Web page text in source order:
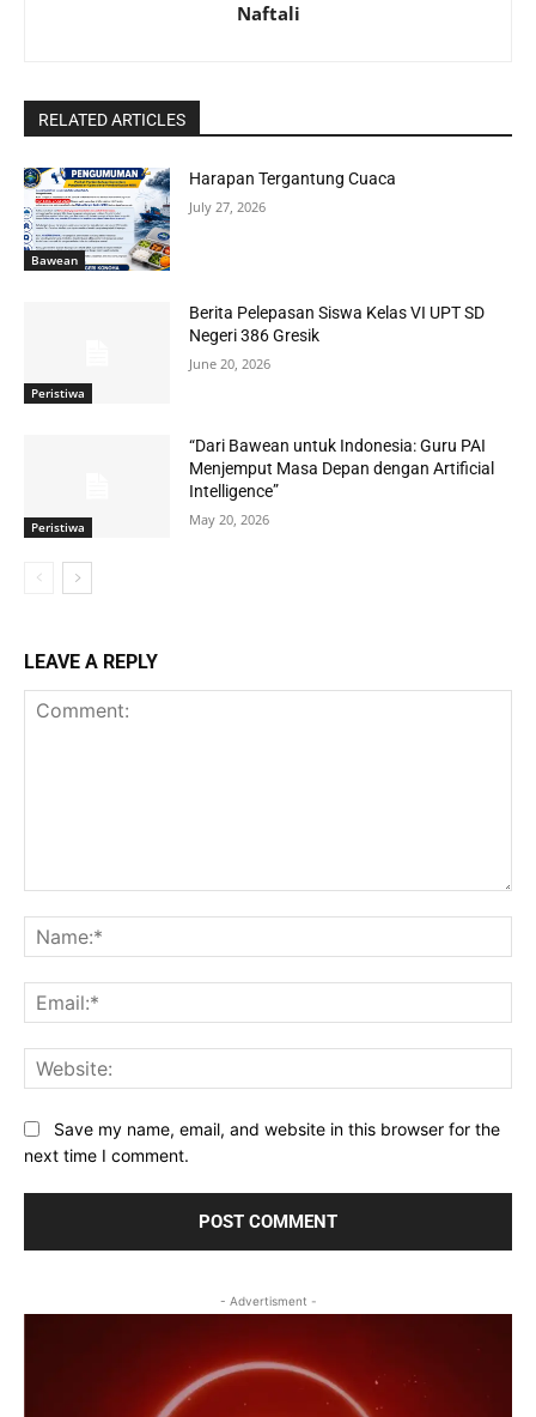
Naftali
RELATED ARTICLES
Bawean
Harapan Tergantung Cuaca
July 27, 2026
Peristiwa
Berita Pelepasan Siswa Kelas VI UPT SD
Negeri 386 Gresik
June 20, 2026
Peristiwa
“Dari Bawean untuk Indonesia: Guru PAI
Menjemput Masa Depan dengan Artificial
Intelligence”
May 20, 2026
LEAVE A REPLY
Save my name, email, and website in this browser for the
next time I comment.
- Advertisment -